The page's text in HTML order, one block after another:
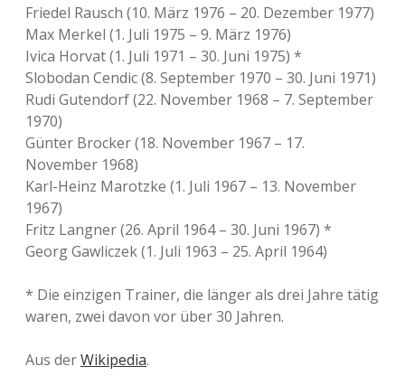
Friedel Rausch (10. März 1976 – 20. Dezember 1977)
Max Merkel (1. Juli 1975 – 9. März 1976)
Ivica Horvat (1. Juli 1971 – 30. Juni 1975) *
Slobodan Cendic (8. September 1970 – 30. Juni 1971)
Rudi Gutendorf (22. November 1968 – 7. September
1970)
Günter Brocker (18. November 1967 – 17.
November 1968)
Karl-Heinz Marotzke (1. Juli 1967 – 13. November
1967)
Fritz Langner (26. April 1964 – 30. Juni 1967) *
Georg Gawliczek (1. Juli 1963 – 25. April 1964)
* Die einzigen Trainer, die länger als drei Jahre tätig
waren, zwei davon vor über 30 Jahren.
Aus derWikipedia.